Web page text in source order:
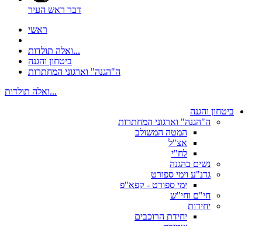
דבר ראש העיר
ראשי
ואלה תולדות...
ביטחון והגנה
ה"הגנה" וארגוני המחתרות
ואלה תולדות...
ביטחון והגנה
ה"הגנה" וארגוני המחתרות
המטה המשולב
אצ"ל
לח"י
נשים בהגנה
גדנ"ע וימי ספורט
ימי ספורט - קפא"פ
חי"ם וחי"ש
יחידות
יחידת הרוכבים